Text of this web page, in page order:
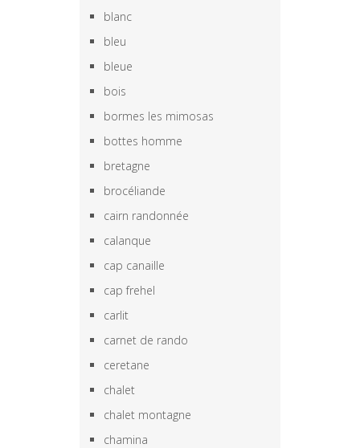
blanc
bleu
bleue
bois
bormes les mimosas
bottes homme
bretagne
brocéliande
cairn randonnée
calanque
cap canaille
cap frehel
carlit
carnet de rando
ceretane
chalet
chalet montagne
chamina